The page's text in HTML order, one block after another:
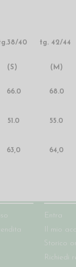
40
(S)
tg. 42/44
(M)
66.0 68.0
51.0 55.0
63,0 64,0
Entra
Il mio
Storico
Richiedi